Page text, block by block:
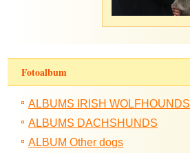
Fotoalbum
ALBUMS IRISH WOLFHOUNDS
ALBUMS DACHSHUNDS
ALBUM Other dogs